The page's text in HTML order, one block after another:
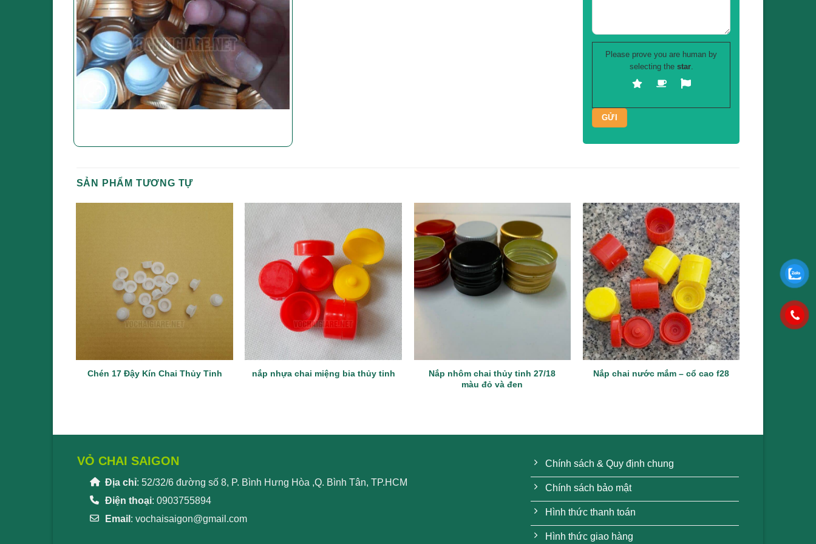
Please prove you are human by
selecting thestar.
SẢN PHẨM TƯƠNG TỰ
Chén 17 Đậy Kín Chai Thủy Tinh nắp nhựa chai miệng bia thủy tinh
Nắp nhôm chai thủy tinh 27/18
màu đỏ và đen
Nắp chai nước mắm – cổ cao f28
VỎ CHAI SAIGON
Địa chỉ: 52/32/6 đường số 8, P. Bình Hưng Hòa ,Q. Bình Tân, TP.HCM
Điện thoại: 0903755894
Email : vochaisaigon@gmail.com
Chính sách & Quy định chung
Chính sách bảo mật
Hình thức thanh toán
Hình thức giao hàng